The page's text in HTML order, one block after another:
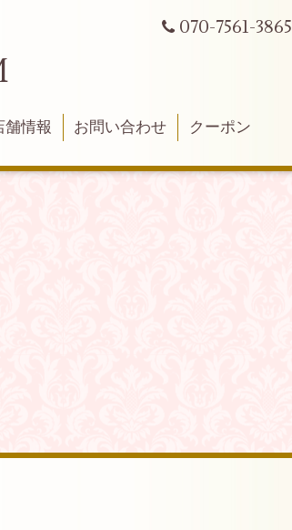
070-7561-3865
舗情報 お問い合わせ クーポン